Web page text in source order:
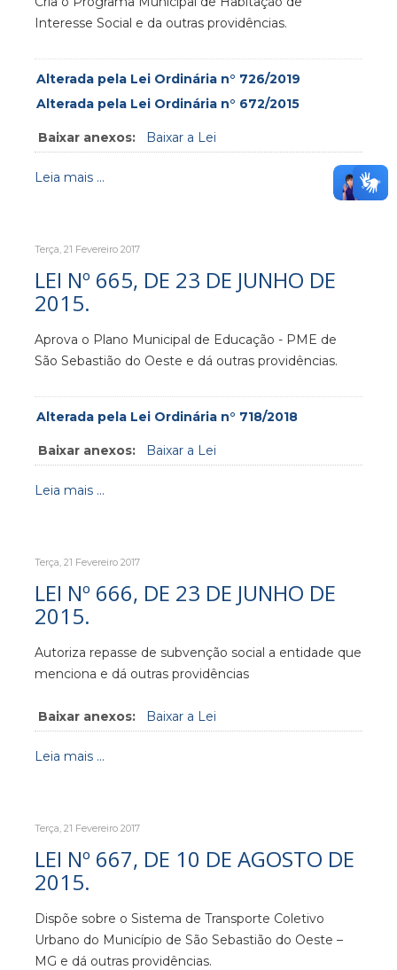
Interesse Social e da outras providências.
Alterada pela Lei Ordinária n° 726/2019
Alterada pela Lei Ordinária n° 672/2015
Baixar anexos: Baixar a Lei
Leia mais ...
Terça, 21 Fevereiro 2017
LEI Nº 665, DE 23 DE JUNHO DE
2015.
Aprova o Plano Municipal de Educação - PME de
São Sebastião do Oeste e dá outras providências.
Alterada pela Lei Ordinária n° 718/2018
Baixar anexos: Baixar a Lei
Leia mais ...
Terça, 21 Fevereiro 2017
LEI Nº 666, DE 23 DE JUNHO DE
2015.
Autoriza repasse de subvenção social a entidade que
menciona e dá outras providências
Baixar anexos: Baixar a Lei
Leia mais ...
Terça, 21 Fevereiro 2017
LEI Nº 667, DE 10 DE AGOSTO DE
2015.
Dispõe sobre o Sistema de Transporte Coletivo
Urbano do Município de São Sebastião do Oeste –
MG e dá outras providências.